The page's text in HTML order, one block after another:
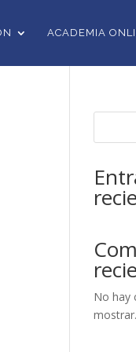
ACADEMIA
No hay
mostrar.